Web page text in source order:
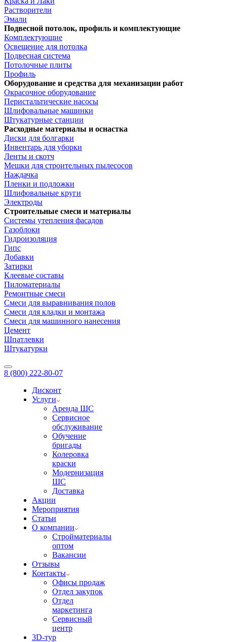
Растворители
Эмали
Подвесной потолок, профиль и комплектующие
Комплектующие
Освещение для потолка
Подвесная система
Потолочные плиты
Профиль
Оборудование и средства для механизации работ
Окрасочное оборудование
Перистальтические насосы
Шлифовальные машинки
Штукатурные станции
Расходные материалы и оснастка
Диски для болгарки
Инвентарь для уборки
Ленты и скотч
Мешки для строительных пылесосов
Наждачка
Пленки и подложки
Шлифовальные круги
Электроды
Строительные смеси и материалы
Системы утепления фасадов
Газоблоки
Гидроизоляция
Гипс
Добавки
Затирки
Клеевые составы
Пиломатериалы
Ремонтные смеси
Смеси для выравнивания полов
Смеси для кладки и монтажа
Смеси для машинного нанесения
Цемент
Шпатлевки
Штукатурки
8 (800) 222-80-07
Дисконт
Услуги
Аренда ШС
Сервисное
обслуживание
Обучение
бригады
Колеровка
краски
Модернизация
ШС
Доставка
Акции
Мероприятия
Статьи
О компании
Стройматериалы
оптом
Вакансии
Отзывы
Контакты
Офисы продаж
Отдел закупок
Отдел
маркетинга
Сервисный
центр
3D-тур